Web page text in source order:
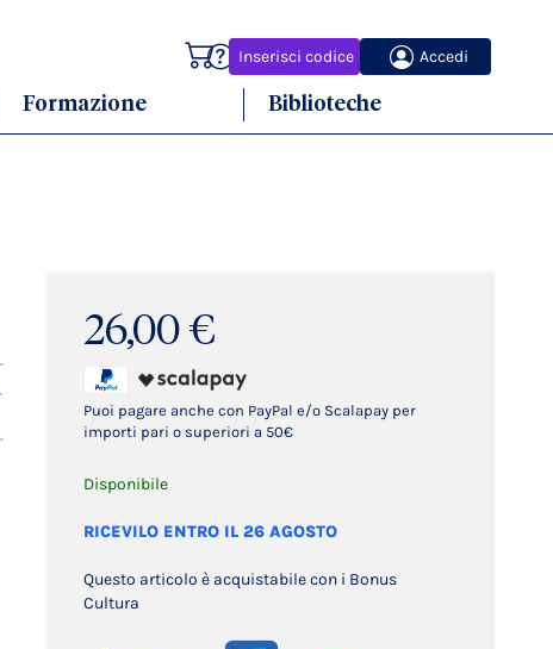
Inserisci codice Accedi
Carrello
Formazione Biblioteche
26,00 €
Puoi pagare anche con PayPal e/o Scalapay per
importi pari o superiori a 50€
Disponibile
RICEVILO ENTRO IL 26 AGOSTO
Questo articolo è acquistabile con i Bonus
Cultura